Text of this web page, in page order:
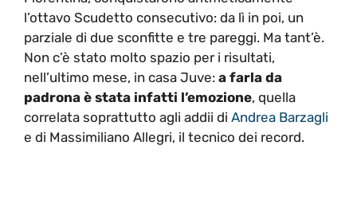
l’ottavo Scudetto consecutivo: da lì in poi, un
parziale di due sconfitte e tre pareggi. Ma tant’è.
Non c’è stato molto spazio per i risultati,
nell’ultimo mese, in casa Juve: a farla da
padrona è stata infatti l’emozione, quella
correlata soprattutto agli addii di Andrea Barzagli
e di Massimiliano Allegri, il tecnico dei record.